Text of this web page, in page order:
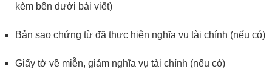
kèm bên dưới bài viết)
Bản sao chứng từ đã thực hiện nghĩa vụ tài chính (nếu có)
Giấy tờ về miễn, giảm nghĩa vụ tài chính (nếu có)